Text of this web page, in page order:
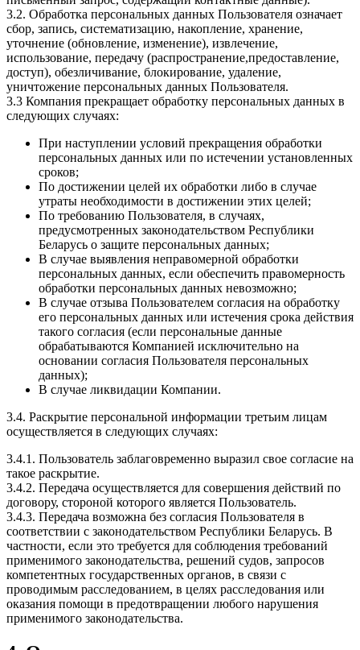
3.2. Обработка персональных данных Пользователя означает
сбор, запись, систематизацию, накопление, хранение,
уточнение (обновление, изменение), извлечение,
использование, передачу (распространение,предоставление,
доступ), обезличивание, блокирование, удаление,
уничтожение персональных данных Пользователя.
3.3 Компания прекращает обработку персональных данных в
следующих случаях:
При наступлении условий прекращения обработки
персональных данных или по истечении установленных
сроков;
По достижении целей их обработки либо в случае
утраты необходимости в достижении этих целей;
По требованию Пользователя, в случаях,
предусмотренных законодательством Республики
Беларусь о защите персональных данных;
В случае выявления неправомерной обработки
персональных данных, если обеспечить правомерность
обработки персональных данных невозможно;
В случае отзыва Пользователем согласия на обработку
его персональных данных или истечения срока действия
такого согласия (если персональные данные
обрабатываются Компанией исключительно на
основании согласия Пользователя персональных
данных);
В случае ликвидации Компании.
3.4. Раскрытие персональной информации третьим лицам
осуществляется в следующих случаях:
3.4.1. Пользователь заблаговременно выразил свое согласие на
такое раскрытие.
3.4.2. Передача осуществляется для совершения действий по
договору, стороной которого является Пользователь.
3.4.3. Передача возможна без согласия Пользователя в
соответствии с законодательством Республики Беларусь. В
частности, если это требуется для соблюдения требований
применимого законодательства, решений судов, запросов
компетентных государственных органов, в связи с
проводимым расследованием, в целях расследования или
оказания помощи в предотвращении любого нарушения
применимого законодательства.